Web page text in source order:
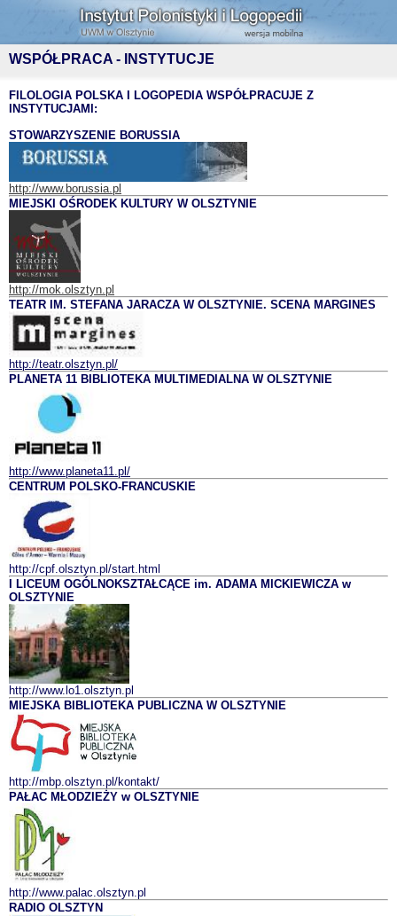
WSPÓŁPRACA - INSTYTUCJE
FILOLOGIA POLSKA I LOGOPEDIA WSPÓŁPRACUJE Z
INSTYTUCJAMI:
STOWARZYSZENIE BORUSSIA
http://www.borussia.pl
MIEJSKI OŚRODEK KULTURY W OLSZTYNIE
http://mok.olsztyn.pl
TEATR IM. STEFANA JARACZA W OLSZTYNIE. SCENA MARGINES
http://teatr.olsztyn.pl/
PLANETA 11 BIBLIOTEKA MULTIMEDIALNA W OLSZTYNIE
http://www.planeta11.pl/
CENTRUM POLSKO-FRANCUSKIE
http://cpf.olsztyn.pl/start.html
I LICEUM OGÓLNOKSZTAŁCĄCE im. ADAMA MICKIEWICZA w
OLSZTYNIE
http://www.lo1.olsztyn.pl
MIEJSKA BIBLIOTEKA PUBLICZNA W OLSZTYNIE
http://mbp.olsztyn.pl/kontakt/
PAŁAC MŁODZIEŻY w OLSZTYNIE
http://www.palac.olsztyn.pl
RADIO OLSZTYN